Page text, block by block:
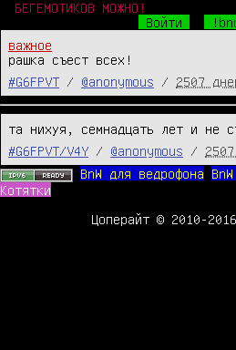
БЕГЕМОТИКОВ МОЖНО!
Войти
важное
рашка съест всех!
#G6FPVT
/ @anonymous / 2507
та нихуя, семнадцать лет и не
#G6FPVT/V4Y
/ @anonymous /
BnW для ведрофона
Котятки
Цоперайт © 2010-2016